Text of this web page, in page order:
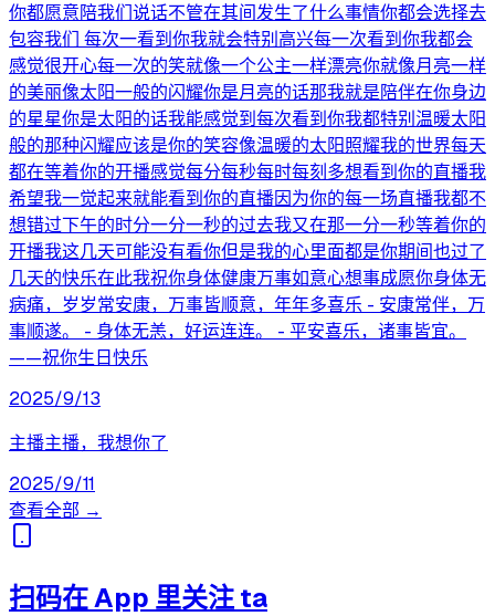
你都愿意陪我们说话不管在其间发生了什么事情你都会选择去
包容我们 每次一看到你我就会特别高兴每一次看到你我都会
感觉很开心每一次的笑就像一个公主一样漂亮你就像月亮一样
的美丽像太阳一般的闪耀你是月亮的话那我就是陪伴在你身边
的星星你是太阳的话我能感觉到每次看到你我都特别温暖太阳
般的那种闪耀应该是你的笑容像温暖的太阳照耀我的世界每天
都在等着你的开播感觉每分每秒每时每刻多想看到你的直播我
希望我一觉起来就能看到你的直播因为你的每一场直播我都不
想错过下午的时分一分一秒的过去我又在那一分一秒等着你的
开播我这几天可能没有看你但是我的心里面都是你期间也过了
几天的快乐在此我祝你身体健康万事如意心想事成愿你身体无
病痛，岁岁常安康，万事皆顺意，年年多喜乐 - 安康常伴，万
事顺遂。 - 身体无恙，好运连连。 - 平安喜乐，诸事皆宜。
——祝你生日快乐
2025/9/13
主播主播，我想你了
2025/9/11
查看全部 →
扫码在 App 里关注 ta